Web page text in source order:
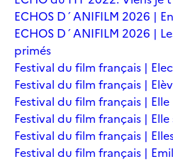
ECHOS D´ANIFILM 2026 |
ECHOS D´ANIFILM 2026 |
primés
Festival du film français |
Festival du film français |
Festival du film français | Elle
Festival du film français | Elle
Festival du film français |
Festival du film français |